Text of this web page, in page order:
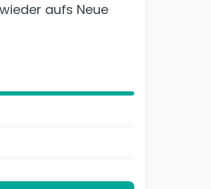
aufs Neue